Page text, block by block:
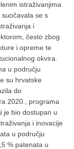
istraživanjima
se s
i
često zbog
i opreme te
okvira.
u području
su hrvatske
do
2020., programa
je bio dostupan u
i inovacije
u području
% patenata u